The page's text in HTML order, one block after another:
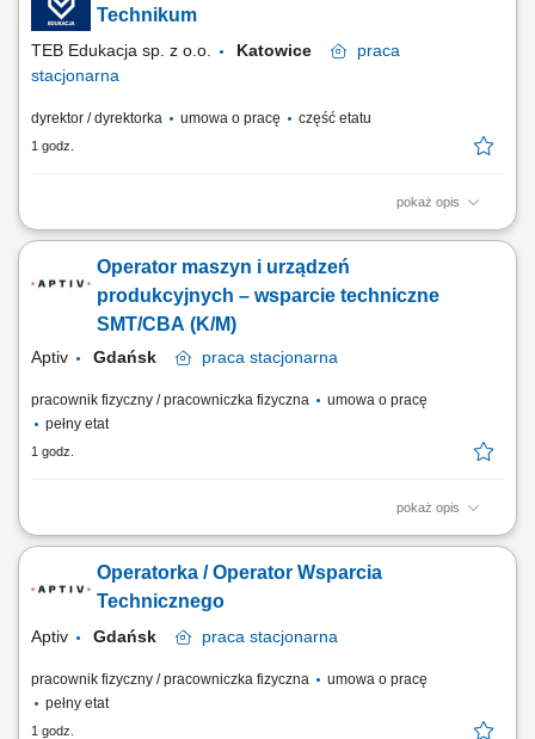
nauczania, planów zajęć edukacyjnych, pełnienie nadzoru
pedagogicznego, kreowanie rozwiązań...
Technikum
TEB Edukacja sp. z o.o. Katowice
praca
stacjonarna
dyrektor / dyrektorka umowa o pracę część etatu
1 godz.
pokaż opis
Twój zakres obowiązków przygotowanie, prowadzenie, kontrola i
prawa oświatowego, sprawowanie nadzoru nad prawidłowym
realizowaniem procesu kształcenia ze szczególnym uwzględnieniem
podstawy programowej i standardów...
Operator maszyn i urządzeń
produkcyjnych – wsparcie techniczne
SMT/CBA (K/M)
Aptiv Gdańsk praca stacjonarna
pracownik fizyczny / pracowniczka fizyczna
umowa o pracę
pełny etat
1 godz.
pokaż opis
Twoja rola: Będziesz odpowiadać za wsparcie techniczne w obszarze
Twoje obowiązki będą obejmować m.in.: wymianę materiałów
eksploatacyjnych, konserwację i przygotowanie stanowisk do pracy; po
Operatorka / Operator Wsparcia
Technicznego
Aptiv Gdańsk praca stacjonarna
pracownik fizyczny / pracowniczka fizyczna
umowa o pracę
pełny etat
1 godz.